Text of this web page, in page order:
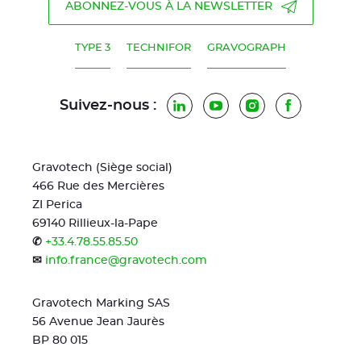
ABONNEZ-VOUS À LA NEWSLETTER
TYPE 3 TECHNIFOR GRAVOGRAPH
Suivez-nous : LinkedInYouTubeInstagramFacebook
Gravotech (Siège social)
466 Rue des Mercières
ZI Perica
69140 Rillieux-la-Pape
✆ +33.4.78.55.85.50
✉ info.france@gravotech.com
Gravotech Marking SAS
56 Avenue Jean Jaurès
BP 80 015